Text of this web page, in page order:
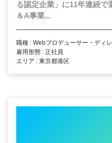
る認定企業」に11年連続で
＆A事業...
職種 : Webプロデューサー・ディ
雇用形態 : 正社員
エリア : 東京都港区